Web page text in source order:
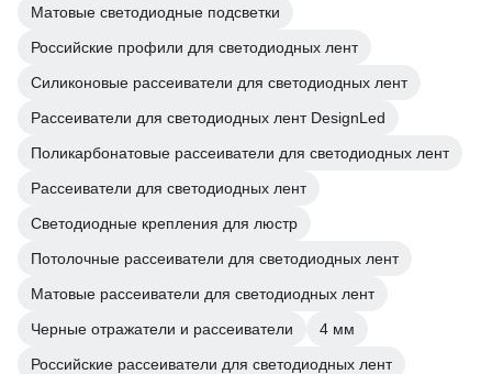
Матовые светодиодные подсветки
Российские профили для светодиодных лент
Силиконовые рассеиватели для светодиодных лент
Рассеиватели для светодиодных лент DesignLed
Поликарбонатовые рассеиватели для светодиодных лент
Рассеиватели для светодиодных лент
Светодиодные крепления для люстр
Потолочные рассеиватели для светодиодных лент
Матовые рассеиватели для светодиодных лент
Черные отражатели и рассеиватели
4 мм
Российские рассеиватели для светодиодных лент